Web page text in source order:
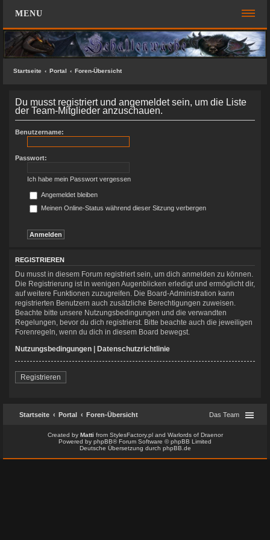
MENU
FOREN-ÜBERSICHT
Aktive Themen
Suche
REGISTRIEREN
KONTAKT
SUCHE
Startseite Portal Foren-Übersicht
Du musst registriert und angemeldet sein, um die Liste
der Team-Mitglieder anzuschauen.
Benutzername:
Passwort:
Ich habe mein Passwort vergessen
Angemeldet bleiben
Meinen Online-Status während dieser Sitzung verbergen
REGISTRIEREN
Du musst in diesem Forum registriert sein, um dich anmelden zu können.
Die Registrierung ist in wenigen Augenblicken erledigt und ermöglicht dir,
auf weitere Funktionen zuzugreifen. Die Board-Administration kann
registrierten Benutzern auch zusätzliche Berechtigungen zuweisen.
Beachte bitte unsere Nutzungsbedingungen und die verwandten
Regelungen, bevor du dich registrierst. Bitte beachte auch die jeweiligen
Forenregeln, wenn du dich in diesem Board bewegst.
Nutzungsbedingungen | Datenschutzrichtlinie
Registrieren
Startseite Portal Foren-Übersicht Das Team
Created by Matti from StylesFactory.pland Warlords of Draenor
Powered by phpBB® Forum Software © phpBB Limited
Deutsche Übersetzung durch phpBB.de